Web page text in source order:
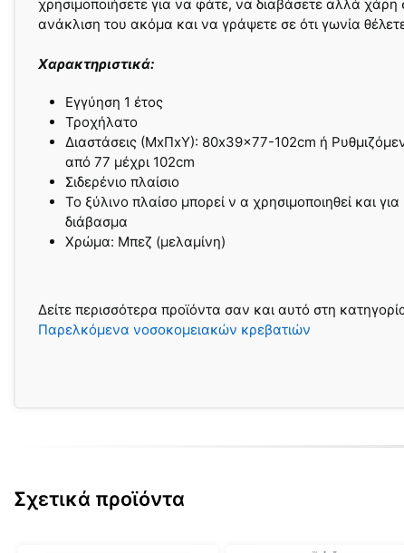
χρησιμοποιήσετε για να φάτε, να διαβάσετε αλλά χάρη
ανάκλιση του ακόμα και να γράψετε σε ότι γωνία
Xαρακτηριστικά:
Εγγύηση 1 έτος
Τροχήλατο
Διαστάσεις (ΜxΠxΥ): 80x39x77-102cm ή
από 77 μέχρι 102cm
Σιδερένιο πλαίσιο
Το ξύλινο πλαίσο μπορεί ν α χρησιμοποιηθεί και για
διάβασμα
Χρώμα: Μπεζ (μελαμίνη)
Δείτε περισσότερα προϊόντα σαν και αυτό στη
Παρελκόμενα νοσοκομειακών κρεβατιών
Σχετικά προϊόντα